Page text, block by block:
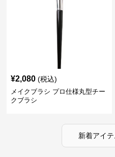
¥2,080 (税込)
メイクブラシ プロ仕様丸型チー
クブラシ
新着アイ